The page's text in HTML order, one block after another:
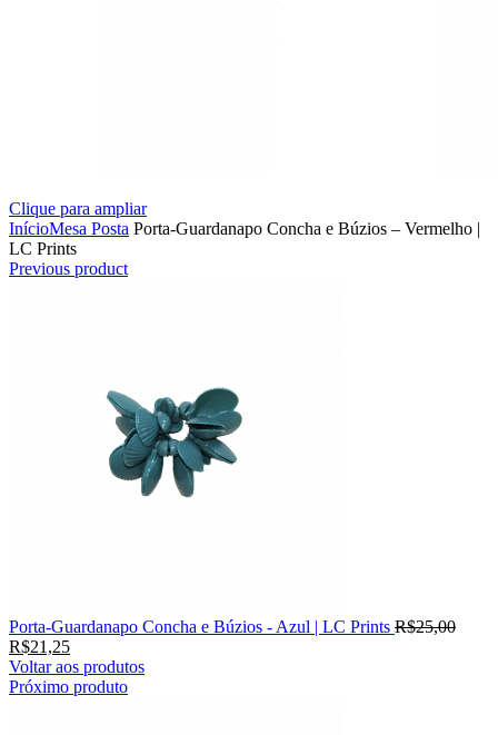
Clique para ampliar
InícioMesa Posta Porta-Guardanapo Concha e Búzios – Vermelho |
LC Prints
Previous product
Porta-Guardanapo Concha e Búzios - Azul | LC Prints R$25,00
R$21,25
Voltar aos produtos
Próximo produto